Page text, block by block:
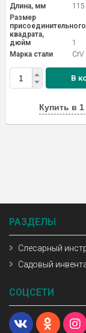
Длина, мм
115
Размер
присоединительного
квадрата,
дюйм
1
Марка стали
CrV
В
Купить в 1
РАЗДЕЛЫ
Слесарный
Садовый
СОЦСЕТИ